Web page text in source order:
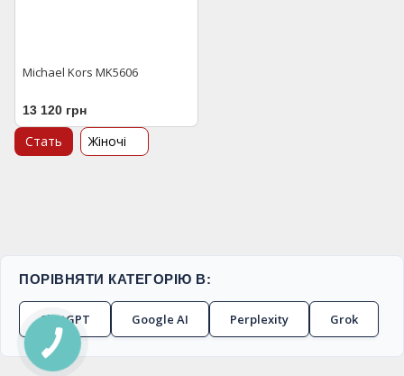
Michael Kors MK5606
13 120 грн
Стать Жіночі
ПОРІВНЯТИ КАТЕГОРІЮ В:
ChatGPT Google AI Perplexity Grok